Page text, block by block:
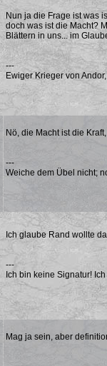
Nun ja die Frage ist was
doch was ist die Macht?
Blättern in uns... im
---
Ewiger Krieger von
Nö, die Macht ist die
---
Weiche dem Übel nicht;
Ich glaube Rand wollte
---
Ich bin keine Signatur!
Mag ja sein, aber